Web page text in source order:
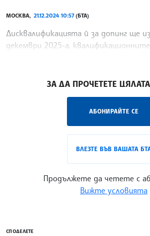
МОСКВА, 21.12.2024 10:57(БТА)
Дисквалификацията й за допинг ще
декември 2025-а,
ЗА ДА ПРОЧЕТЕТЕ
АБОНИРАЙТЕ СЕ
ВЛЕЗТЕ ВЪВ ВАШАТА
Продължете да четете с
Вижте условията
СПОДЕЛЕТЕ